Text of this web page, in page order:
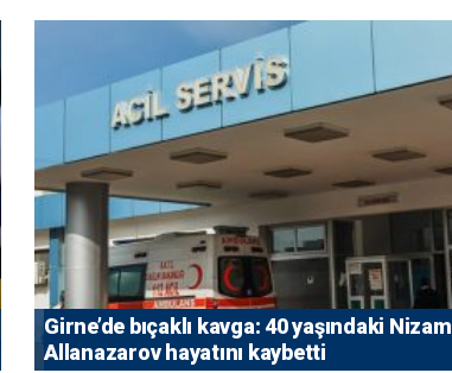
Girne’de bıçaklı kavga: 40 yaşındaki Nizam
Allanazarov hayatını kaybetti